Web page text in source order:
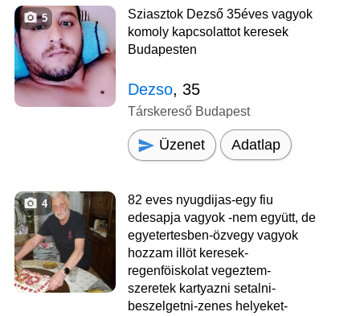
5
Sziasztok Dezső 35éves vagyok
komoly kapcsolattot keresek
Budapesten
Dezso, 35
Társkereső Budapest
Üzenet Adatlap
4
82 eves nyugdijas-egy fiu
edesapja vagyok -nem együtt, de
egyetertesben-özvegy vagyok
hozzam illöt keresek-
regenföiskolat vegeztem-
szeretek kartyazni setalni-
beszelgetni-zenes helyeket-